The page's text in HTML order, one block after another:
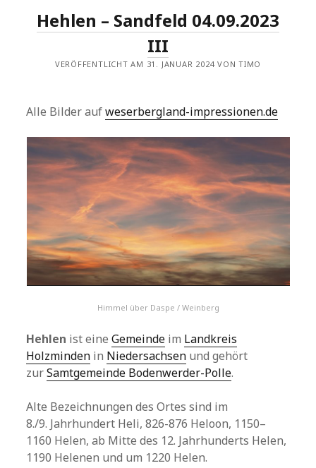
Hehlen – Sandfeld 04.09.2023
III
VERÖFFENTLICHT AM 31. JANUAR 2024 VON TIMO
Alle Bilder aufweserbergland-impressionen.de
Himmel über Daspe / Weinberg
Hehlen ist eineGemeinde im Landkreis
Holzminden in Niedersachsen und gehört
zurSamtgemeinde Bodenwerder-Polle.
Alte Bezeichnungen des Ortes sind im
8./9. Jahrhundert Heli, 826-876 Heloon, 1150–
1160 Helen, ab Mitte des 12. Jahrhunderts Helen,
1190 Helenen und um 1220 Helen.